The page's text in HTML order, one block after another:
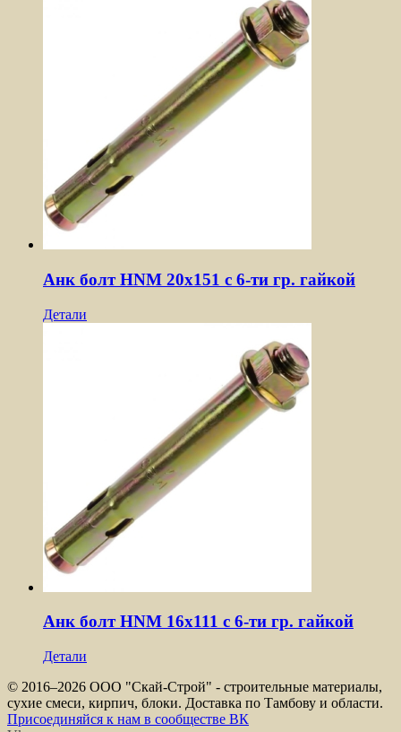
Анк болт HNM 20х151 с 6-ти гр. гайкой
Детали
Анк болт HNM 16х111 с 6-ти гр. гайкой
Детали
© 2016–2026 ООО "Скай-Строй" - строительные материалы,
сухие смеси, кирпич, блоки. Доставка по Тамбову и области.
Присоединяйся к нам в сообществе ВК